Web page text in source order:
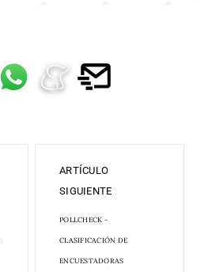
ARTÍCULO
SIGUIENTE
POLLCHECK -
CLASIFICACIÓN DE
ENCUESTADORAS